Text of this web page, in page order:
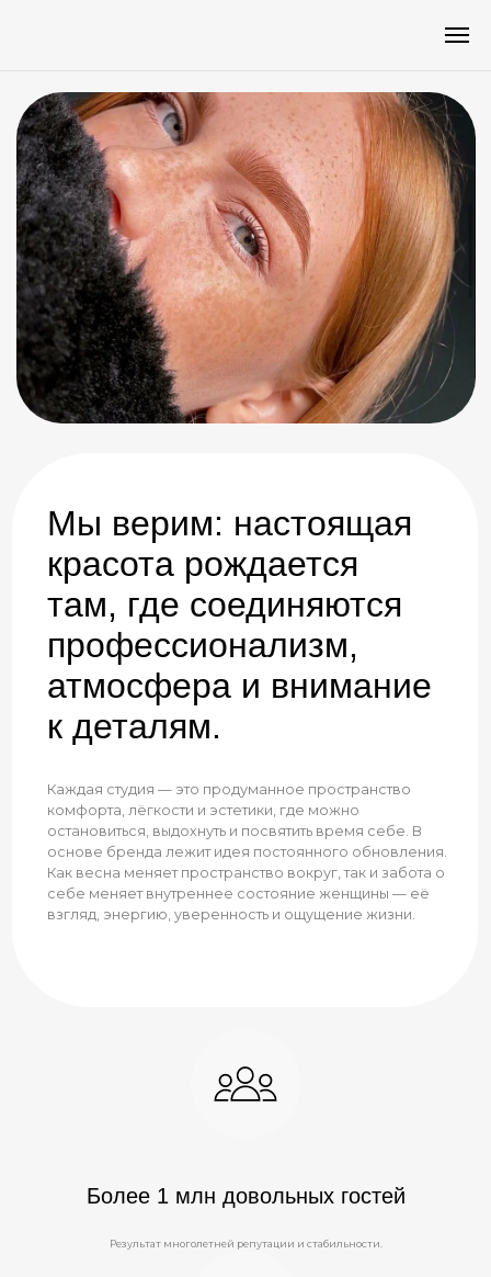
Мы верим: настоящая
красота рождается
там, где соединяются
к деталям.
Каждая студия — это продуманное пространство
комфорта, лёгкости и эстетики, где можно
основе бренда лежит идея постоянного обновления.
Как весна меняет пространство вокруг, так и забота о
себе меняет внутреннее состояние женщины — её
взгляд, энергию, уверенность и ощущение жизни.
Более 1 млн довольных гостей
Результат многолетней репутации и стабильности.